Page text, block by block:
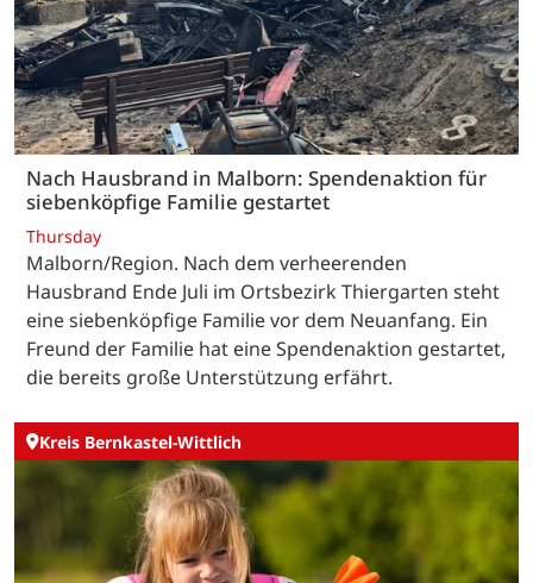
Nach Hausbrand in Malborn: Spendenaktion für
siebenköpfige Familie gestartet
Thursday
Malborn/Region. Nach dem verheerenden
Hausbrand Ende Juli im Ortsbezirk Thiergarten steht
eine siebenköpfige Familie vor dem Neuanfang. Ein
Freund der Familie hat eine Spendenaktion gestartet,
die bereits große Unterstützung erfährt.
Kreis Bernkastel-Wittlich